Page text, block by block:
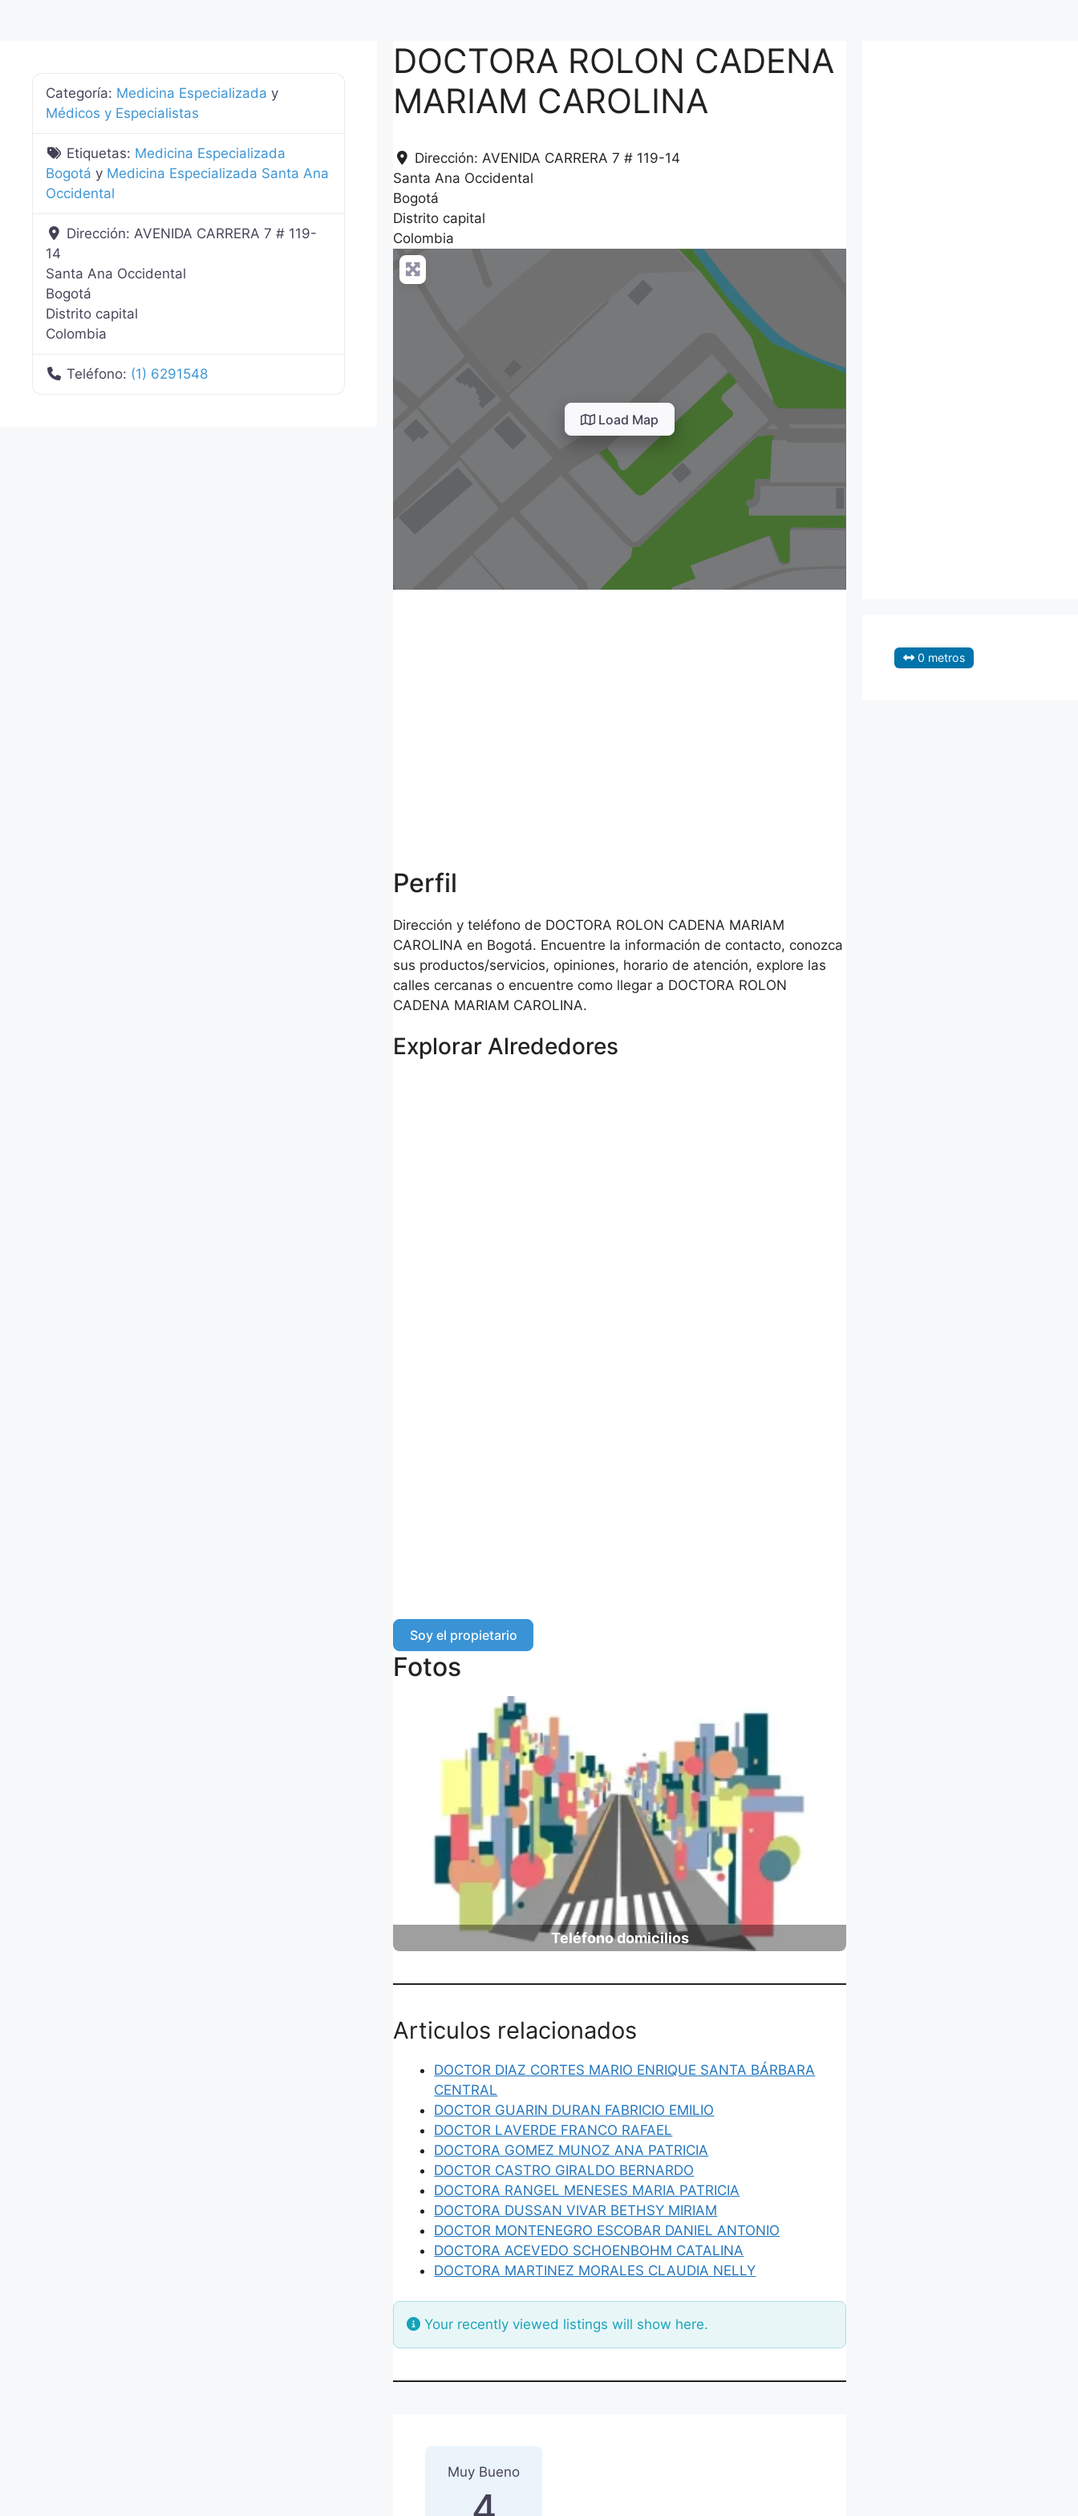
DOCTORA ROLON CADENA
MARIAM CAROLINA
Dirección: AVENIDA CARRERA 7 # 119-14
Santa Ana Occidental
Bogotá
Distrito capital
Colombia
Load Map
Perfil
Dirección y teléfono de DOCTORA ROLON CADENA MARIAM
CAROLINA en Bogotá. Encuentre la información de contacto, conozca
sus productos/servicios, opiniones, horario de atención, explore las
calles cercanas o encuentre como llegar a DOCTORA ROLON
CADENA MARIAM CAROLINA.
Explorar Alrededores
Soy el propietario
Fotos
Teléfono domicilios
Articulos relacionados
DOCTOR DIAZ CORTES MARIO ENRIQUE SANTA BÁRBARA
CENTRAL
DOCTOR GUARIN DURAN FABRICIO EMILIO
DOCTOR LAVERDE FRANCO RAFAEL
DOCTORA GOMEZ MUNOZ ANA PATRICIA
DOCTOR CASTRO GIRALDO BERNARDO
DOCTORA RANGEL MENESES MARIA PATRICIA
DOCTORA DUSSAN VIVAR BETHSY MIRIAM
DOCTOR MONTENEGRO ESCOBAR DANIEL ANTONIO
DOCTORA ACEVEDO SCHOENBOHM CATALINA
DOCTORA MARTINEZ MORALES CLAUDIA NELLY
Your recently viewed listings will show here.
Muy Bueno
Categoría: Medicina Especializada y
Médicos y Especialistas
Etiquetas: Medicina Especializada
Bogotá y Medicina Especializada Santa Ana
Occidental
Dirección:AVENIDA CARRERA 7 # 119-
14
Santa Ana Occidental
Bogotá
Distrito capital
Colombia
Teléfono: (1) 6291548
0 metros